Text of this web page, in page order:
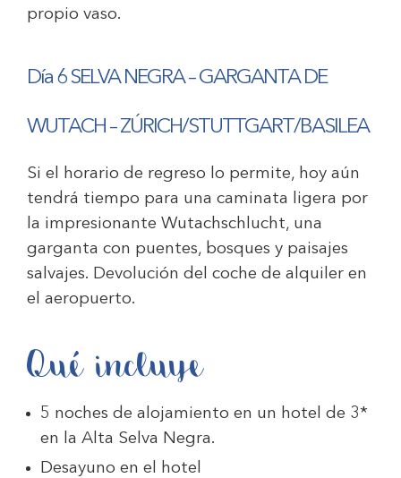
propio vaso.
Día 6 SELVA NEGRA – GARGANTA DE
WUTACH – ZÚRICH/STUTTGART/BASILEA
Si el horario de regreso lo permite, hoy aún
tendrá tiempo para una caminata ligera por
la impresionante Wutachschlucht, una
garganta con puentes, bosques y paisajes
salvajes. Devolución del coche de alquiler en
el aeropuerto.
Qué incluye
5 noches de alojamiento en un hotel de 3*
en la Alta Selva Negra.
Desayuno en el hotel